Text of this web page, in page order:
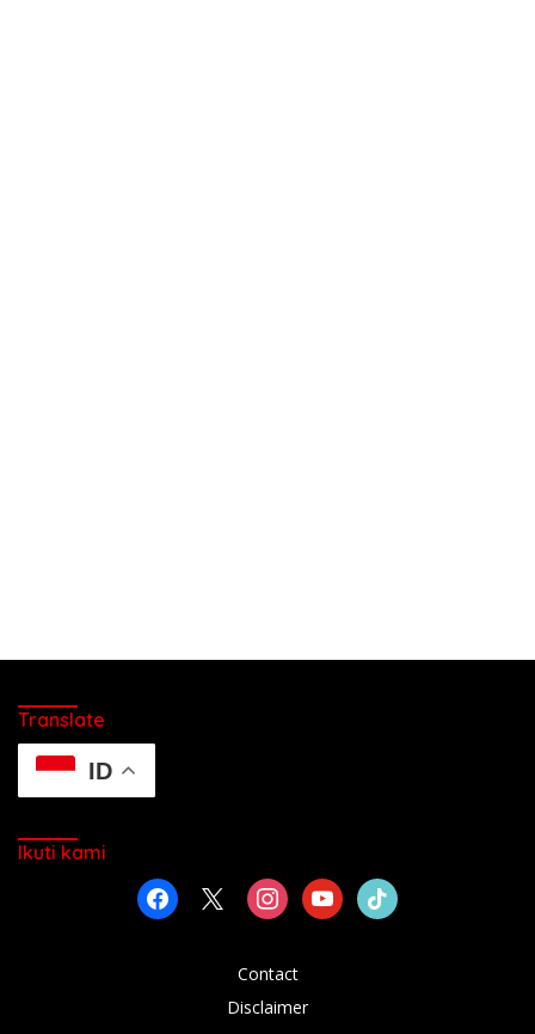
Translate
ID
Ikuti kami
facebook instagramyoutubetiktok
Contact
Disclaimer